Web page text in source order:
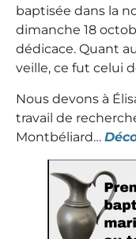
baptisée dans la
dimanche 18
dédicace. Quant
veille, ce fut celui
Nous devons à
travail de
Montbéliard…